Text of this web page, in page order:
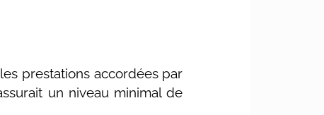
prestations accordées par
un niveau minimal de